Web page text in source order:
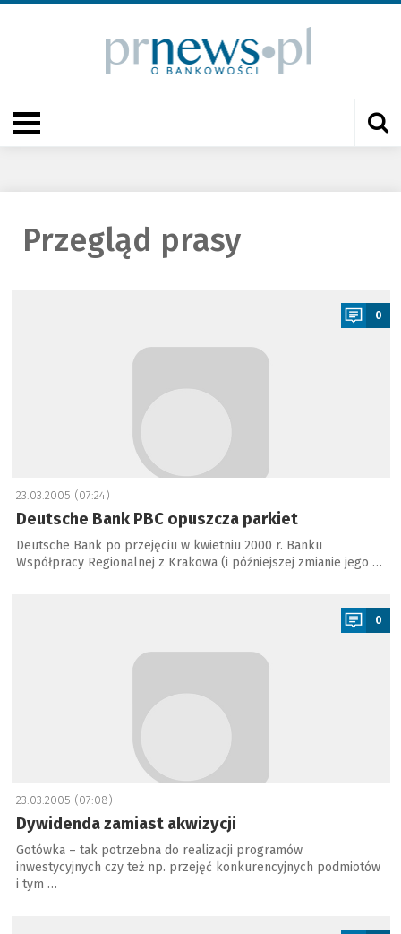
Przegląd prasy
0
23.03.2005 (07:24)
Deutsche Bank PBC opuszcza parkiet
Deutsche Bank po przejęciu w kwietniu 2000 r. Banku
Współpracy Regionalnej z Krakowa (i późniejszej zmianie jego …
0
23.03.2005 (07:08)
Dywidenda zamiast akwizycji
Gotówka – tak potrzebna do realizacji programów
inwestycyjnych czy też np. przejęć konkurencyjnych podmiotów
i tym …